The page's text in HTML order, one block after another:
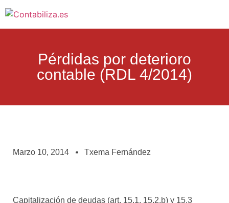
Pérdidas por deterioro
contable (RDL 4/2014)
Marzo 10, 2014 Txema Fernández
Capitalización de deudas (art. 15.1, 15.2.b) y 15.3